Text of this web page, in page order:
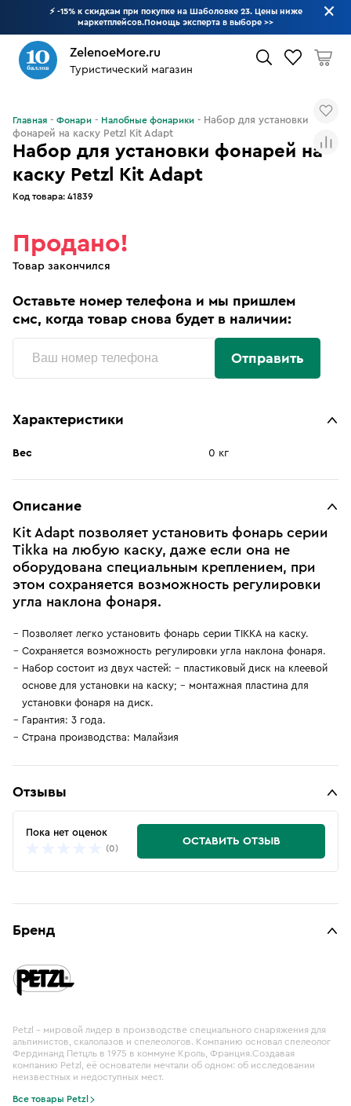
⚡ -15% к скидкам при покупке на Шаболовке 23. Цены ниже
маркетплейсов.Помощь эксперта в выборе >>
ZelenoeMore.ru
Туристический магазин
Набор для установки фонарей на
каску Petzl Kit Adapt
Код товара: 41839
Главная Фонари Налобные фонарики
Набор для установки
фонарей на каску Petzl Kit Adapt
Продано!
Товар закончился
Оставьте номер телефона и мы пришлем
смс, когда товар снова будет в наличии:
Отправить
Характеристики
Вес 0 кг
Описание
Kit Adapt позволяет установить фонарь серии
Tikka на любую каску, даже если она не
оборудована специальным креплением, при
этом сохраняется возможность регулировки
угла наклона фонаря.
Позволяет легко установить фонарь серии TIKKA на каску.
Сохраняется возможность регулировки угла наклона фонаря.
Набор состоит из двух частей: - пластиковый диск на клеевой
основе для установки на каску; - монтажная пластина для
установки фонаря на диск.
Гарантия: 3 года.
Страна производства: Малайзия
Отзывы
Пока нет оценок
(0)
ОСТАВИТЬ ОТЗЫВ
Бренд
Petzl – мировой лидер в производстве специального снаряжения для
альпинистов, скалолазов и спелеологов. Компанию основал спелеолог
Фердинанд Петцль в 1975 в коммуне Кроль, Франция.Создавая
компанию Petzl, её основатели мечтали об одном: об исследовании
неизвестных и недоступных мест.
Все товары Petzl